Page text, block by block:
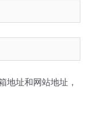
地址和网站地址，